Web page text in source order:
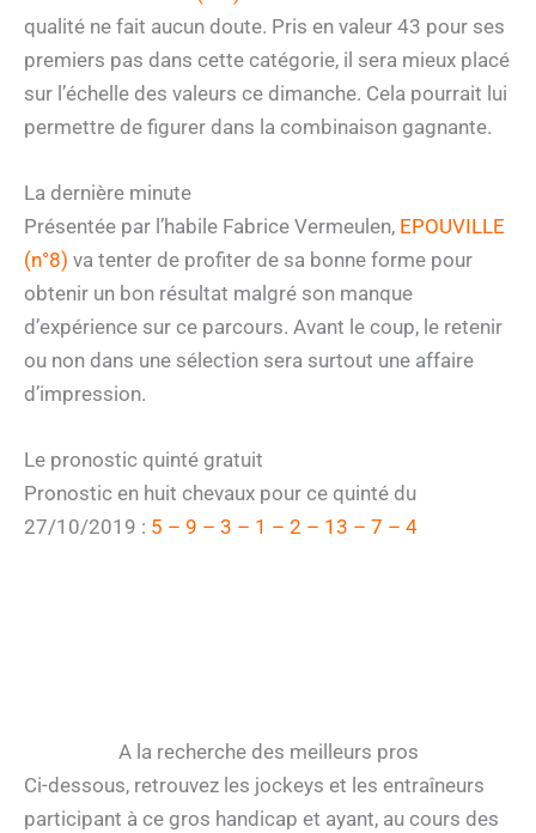
qualité ne fait aucun doute. Pris en valeur 43 pour ses
premiers pas dans cette catégorie, il sera mieux placé
sur l’échelle des valeurs ce dimanche. Cela pourrait lui
permettre de figurer dans la combinaison gagnante.
La dernière minute
Présentée par l’habile Fabrice Vermeulen, EPOUVILLE
(n°8) va tenter de profiter de sa bonne forme pour
obtenir un bon résultat malgré son manque
d’expérience sur ce parcours. Avant le coup, le retenir
ou non dans une sélection sera surtout une affaire
d’impression.
Le pronostic quinté gratuit
Pronostic en huit chevaux pour ce quinté du
27/10/2019 : 5 – 9 – 3 – 1 – 2 – 13 – 7 – 4
A la recherche des meilleurs pros
Ci-dessous, retrouvez les jockeys et les entraîneurs
participant à ce gros handicap et ayant, au cours des